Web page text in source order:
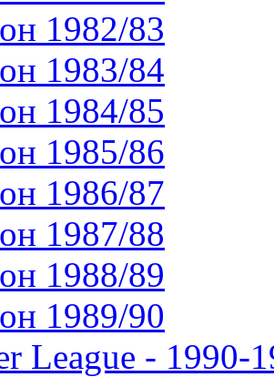
1982/83
1983/84
1984/85
1985/86
1986/87
1987/88
1988/89
1989/90
League - 1990-